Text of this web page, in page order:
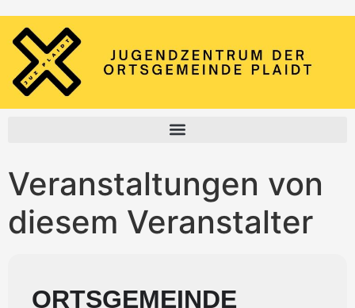
Veranstaltungen von
diesem Veranstalter
ORTSGEMEINDE